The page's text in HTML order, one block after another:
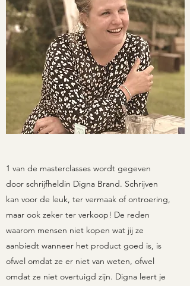
1 van de masterclasses wordt gegeven
door schrijfheldin Digna Brand. Schrijven
kan voor de leuk, ter vermaak of ontroering,
maar ook zeker ter verkoop! De reden
waarom mensen niet kopen wat jij ze
aanbiedt wanneer het product goed is, is
ofwel omdat ze er niet van weten, ofwel
omdat ze niet overtuigd zijn. Digna leert je